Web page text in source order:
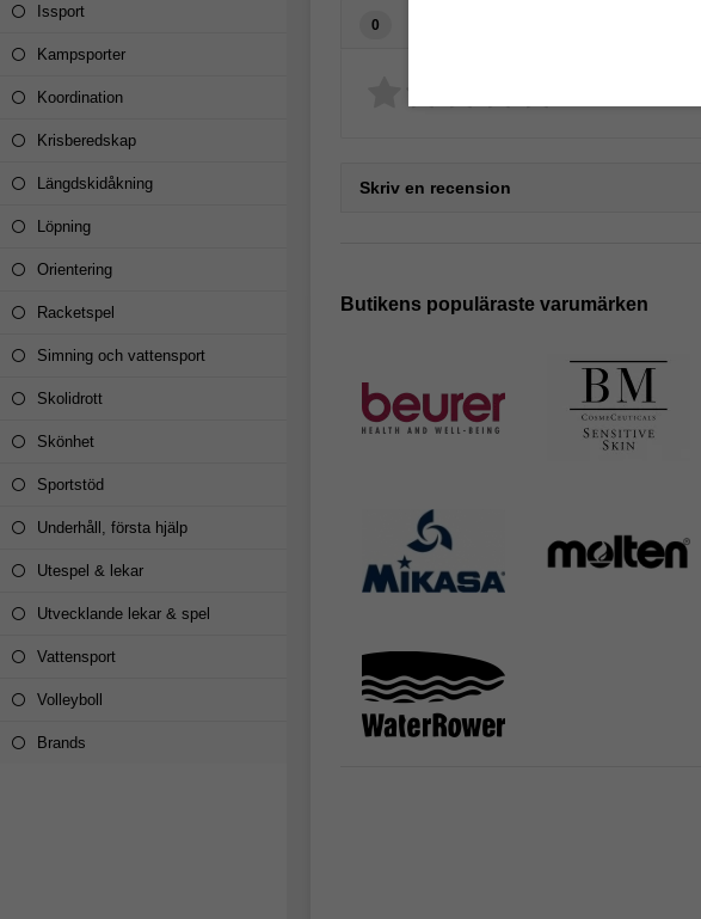
0
Skriv en recension
Butikens populäraste varumärken
Issport
Kampsporter
Koordination
Krisberedskap
Längdskidåkning
Löpning
Orientering
Racketspel
Simning och vattensport
Skolidrott
Skönhet
Sportstöd
Underhåll, första hjälp
Utespel & lekar
Utvecklande lekar & spel
Vattensport
Volleyboll
Brands